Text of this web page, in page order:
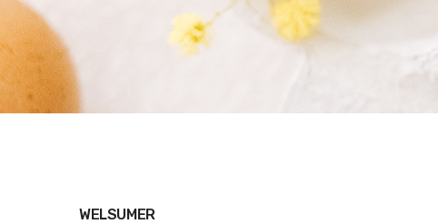
WELSUMER